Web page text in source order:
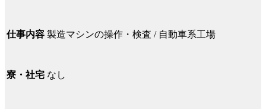
仕事内容 製造マシンの操作・検査 / 自動車系工場
寮・社宅 なし